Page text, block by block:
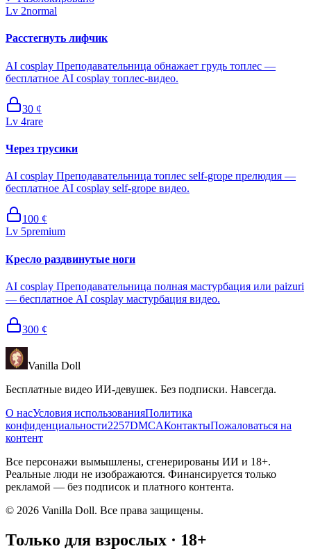
Lv 2normal
Расстегнуть лифчик
AI cosplay Преподавательница обнажает грудь топлес —
бесплатное AI cosplay топлес-видео.
30 ¢
Lv 4rare
Через трусики
AI cosplay Преподавательница топлес self-grope прелюдия —
бесплатное AI cosplay self-grope видео.
100 ¢
Lv 5premium
Кресло раздвинутые ноги
AI cosplay Преподавательница полная мастурбация или paizuri
— бесплатное AI cosplay мастурбация видео.
300 ¢
Vanilla Doll
Бесплатные видео ИИ-девушек. Без подписки. Навсегда.
О насУсловия использованияПолитика
конфиденциальности2257DMCAКонтактыПожаловаться на
контент
Все персонажи вымышлены, сгенерированы ИИ и 18+.
Реальные люди не изображаются. Финансируется только
рекламой — без подписок и платного контента.
© 2026 Vanilla Doll. Все права защищены.
Только для взрослых · 18+